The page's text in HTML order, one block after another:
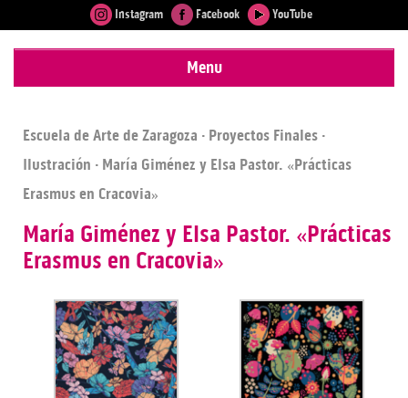
Instagram Facebook YouTube
Menu
Escuela de Arte de Zaragoza · Proyectos Finales ·
Ilustración · María Giménez y Elsa Pastor. «Prácticas
Erasmus en Cracovia»
María Giménez y Elsa Pastor. «Prácticas
Erasmus en Cracovia»